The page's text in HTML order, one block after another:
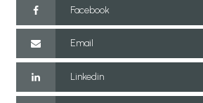
Facebook
Email
Linkedin